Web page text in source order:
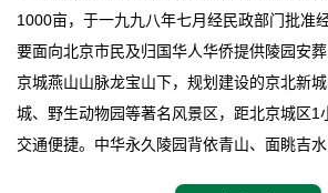
1000亩，于一九九八年七月经民政部门批准
要面向北京市民及归国华人华侨提供陵园安
京城燕山山脉龙宝山下，规划建设的京北新
城、野生动物园等著名风景区，距北京城区1
交通便捷。中华永久陵园背依青山、面眺吉